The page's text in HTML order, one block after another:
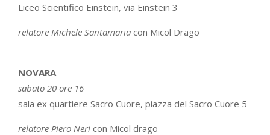
Liceo Scientifico Einstein, via Einstein 3
relatore Michele Santamaria con Micol Drago
NOVARA
sabato 20 ore 16
sala ex quartiere Sacro Cuore, piazza del Sacro Cuore 5
relatore Piero Neri con Micol drago